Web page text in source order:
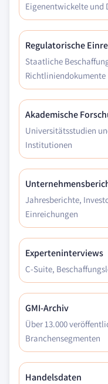
Eigenentwickelte
Regulatorische
Staatliche
Richtliniendokumente
Akademische
Universitätsstudien
Institutionen
Jahresberichte,
Einreichungen
Experteninterviews
C-Suite,
GMI-Archiv
Über 13.000
Branchensegmenten
Handelsdaten